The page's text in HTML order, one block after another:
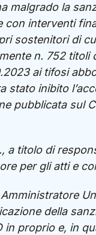
malgrado la
con interventi
sostenitori di
n. 752 titoli
ai tifosi
stato inibito
pubblicata sul
a titolo di
per gli atti e
della
in proprio e, in